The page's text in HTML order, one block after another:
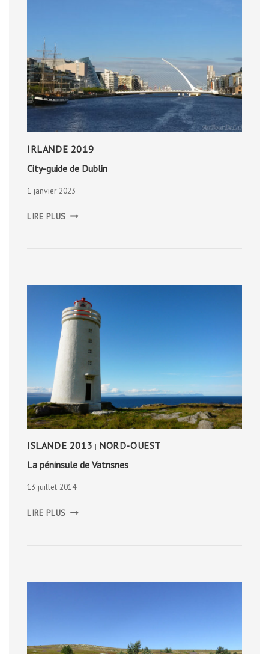
IRLANDE 2019
City-guide de Dublin
1 janvier 2023
LIRE PLUS GUIDE
ISLANDE 2013 | NORD-OUEST
La péninsule de Vatnsnes
13 juillet 2014
LIRE PLUS PÉNINSULE